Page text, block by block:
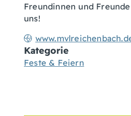
Freundinnen und
uns!
Kategorie
Feste & Feiern